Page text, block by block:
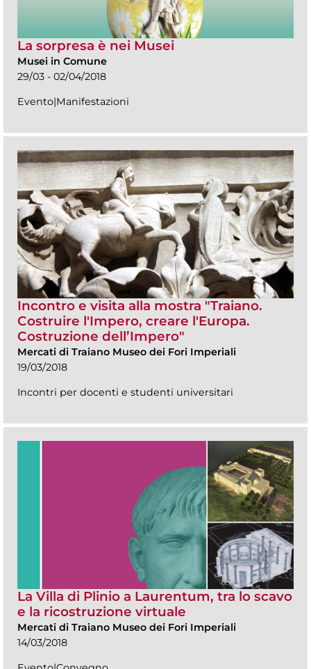
La sorpresa è nei Musei
Musei in Comune
29/03 - 02/04/2018
Evento|Manifestazioni
Incontro e visita alla mostra "Traiano.
Costruire l'Impero, creare l'Europa.
Costruzione dell’Impero"
Mercati di Traiano Museo dei Fori Imperiali
19/03/2018
Incontri per docenti e studenti universitari
La Villa di Plinio a Laurentum, tra lo scavo
e la ricostruzione virtuale
Mercati di Traiano Museo dei Fori Imperiali
14/03/2018